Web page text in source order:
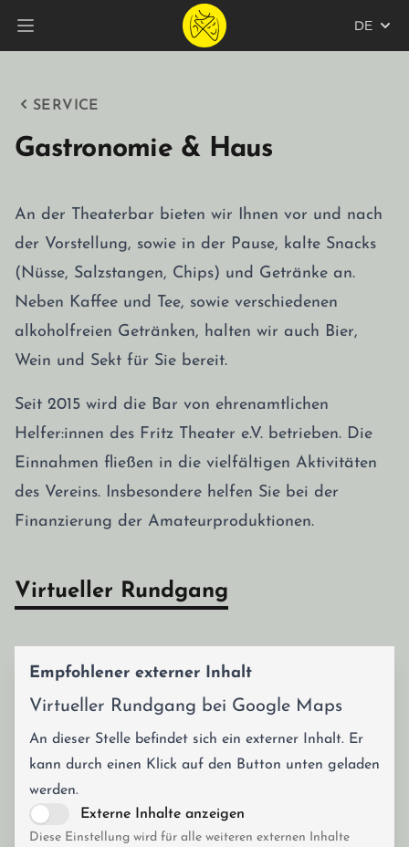
Hauptmenü öffnen
DE
SERVICE
Gastronomie & Haus
An der Theaterbar bieten wir Ihnen vor und nach
der Vorstellung, sowie in der Pause, kalte Snacks
(Nüsse, Salzstangen, Chips) und Getränke an.
Neben Kaffee und Tee, sowie verschiedenen
alkoholfreien Getränken, halten wir auch Bier,
Wein und Sekt für Sie bereit.
Seit 2015 wird die Bar von ehrenamtlichen
Helfer:innen des Fritz Theater e.V. betrieben. Die
Einnahmen fließen in die vielfältigen Aktivitäten
des Vereins. Insbesondere helfen Sie bei der
Finanzierung der Amateurproduktionen.
Virtueller Rundgang
Empfohlener externer Inhalt
Virtueller Rundgang bei Google Maps
An dieser Stelle befindet sich ein externer Inhalt. Er
kann durch einen Klick auf den Button unten geladen
werden.
Externe Inhalte anzeigen
Diese Einstellung wird für alle weiteren externen Inhalte